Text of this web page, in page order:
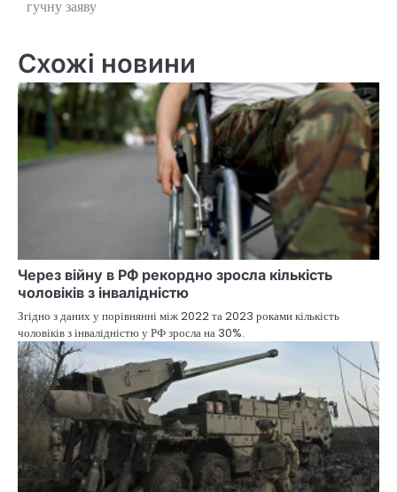
гучну заяву
Схожі новини
Через війну в РФ рекордно зросла кількість
чоловіків з інвалідністю
Згідно з даних у порівнянні між 2022 та 2023 роками кількість
чоловіків з інвалідністю у РФ зросла на 30%.